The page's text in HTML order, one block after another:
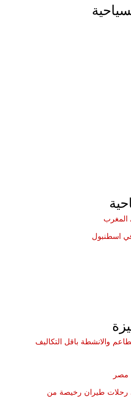
المغرب
والانشطة باقل التكاليف
طيران رخيصة من